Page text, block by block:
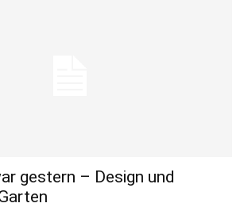
gestern – Design und